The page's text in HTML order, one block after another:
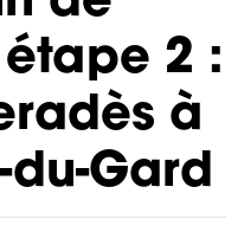
étape 2 :
à
du-Gard